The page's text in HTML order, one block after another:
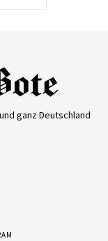
ganz Deutschland